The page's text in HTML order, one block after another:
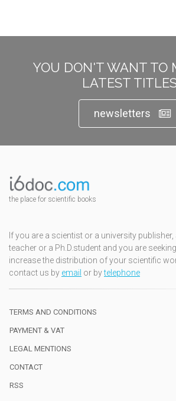
YOU DON'T WANT TO
LATEST
newsletters
the place for scientific books
If you are a scientist or a university publisher,
teacher or a Ph.D.student and you are
increase the distribution of your scientific
contact us by email or bytelephone
TERMS AND CONDITIONS
PAYMENT & VAT
LEGAL MENTIONS
CONTACT
RSS